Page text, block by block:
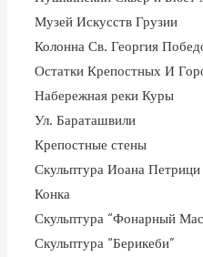
Музей Искусств Грузии
Колонна Св. Георгия
Остатки Крепостных И
Набережная реки Куры
Ул. Бараташвили
Крепостные стены
Скульптура Иоана Петрици
Конка
Скульптура “Фонарный
Скульптура “Берикеби”